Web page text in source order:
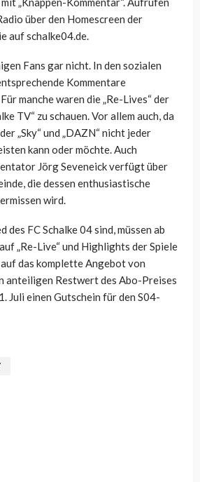
über den Homescreen der
auf schalke04.de.
Fans gar nicht. In den sozialen
Kommentare
manche waren die „Re-Lives“ der
TV“ zu schauen. Vor allem auch, da
„Sky“ und „DAZN“ nicht jeder
kann oder möchte. Auch
Jörg Seveneick verfügt über
die dessen enthusiastische
wird.
des FC Schalke 04 sind, müssen ab
„Re-Live“ und Highlights der Spiele
das komplette Angebot von
anteiligen Restwert des Abo-Preises
Juli einen Gutschein für den S04-